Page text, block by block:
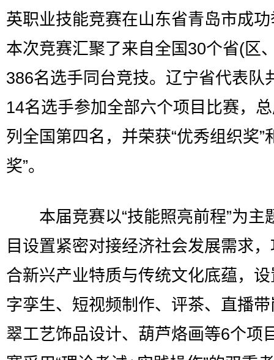
英职业技能竞赛在山东省青岛市成
本次竞赛汇聚了来自全国30个省(区
386名选手同台竞技。辽宁省代表队
14名选手参加全部六个项目比赛，
列全国第四名，并荣获“优秀组织奖”
奖”。
本届竞赛以“技能照亮前程”为主
目设置紧密对接经济社会发展需求
合新兴产业特质与传统文化底蕴，
字孪生、短视频制作、评茶、直播
翠工艺饰品设计、葫芦烙画等6个项